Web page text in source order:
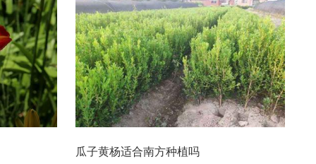
瓜子黄杨适合南方种植吗